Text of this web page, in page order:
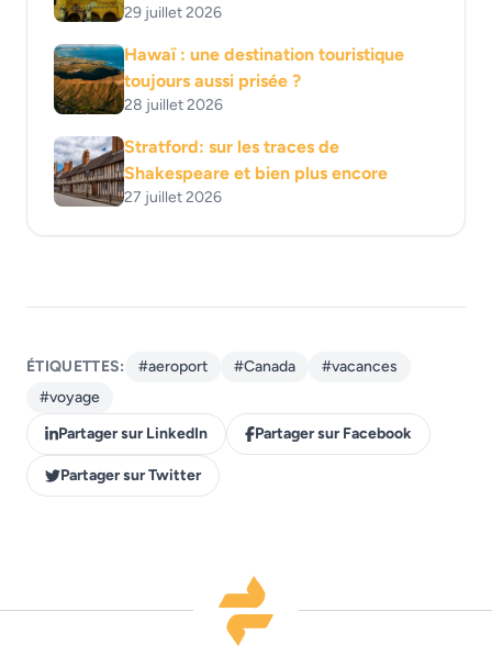
29 juillet 2026
Hawaï : une destination touristique
toujours aussi prisée ?
28 juillet 2026
Stratford: sur les traces de
Shakespeare et bien plus encore
27 juillet 2026
ÉTIQUETTES: #aeroport #Canada
#vacances
#voyage
Partager sur LinkedIn
Partager sur Facebook
Partager sur Twitter